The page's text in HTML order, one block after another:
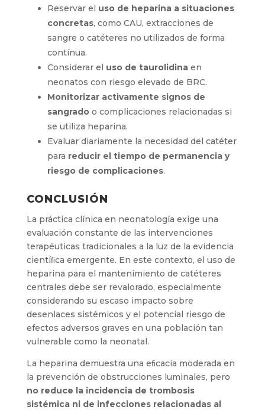
Reservar el uso de heparina a situaciones
concretas, como CAU, extracciones de
sangre o catéteres no utilizados de forma
contínua.
Considerar el uso de taurolidina en
neonatos con riesgo elevado de BRC.
Monitorizar activamente signos de
sangrado o complicaciones relacionadas si
se utiliza heparina.
Evaluar diariamente la necesidad del catéter
para reducir el tiempo de permanencia y
riesgo de complicaciones.
CONCLUSIÓN
La práctica clínica en neonatología exige una
evaluación constante de las intervenciones
terapéuticas tradicionales a la luz de la evidencia
cientíﬁca emergente. En este contexto, el uso de
heparina para el mantenimiento de catéteres
centrales debe ser revalorado, especialmente
considerando su escaso impacto sobre
desenlaces sistémicos y el potencial riesgo de
efectos adversos graves en una población tan
vulnerable como la neonatal.
La heparina demuestra una eﬁcacia moderada en
la prevención de obstrucciones luminales, pero
no reduce la incidencia de trombosis
sistémica ni de infecciones relacionadas al